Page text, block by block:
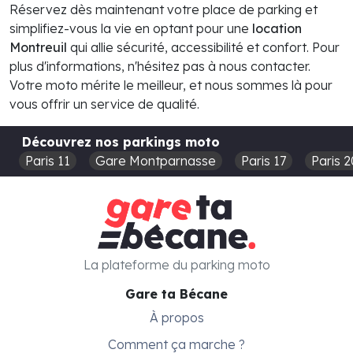
Réservez dès maintenant votre place de parking et
simplifiez-vous la vie en optant pour une location
Montreuil qui allie sécurité, accessibilité et confort. Pour
plus d'informations, n'hésitez pas à nous contacter.
Votre moto mérite le meilleur, et nous sommes là pour
vous offrir un service de qualité.
Découvrez nos parkings moto
Paris 11
Gare Montparnasse Paris 17 Paris
Gare ta Bécane
À propos
Comment ça marche ?
La plateforme du parking moto